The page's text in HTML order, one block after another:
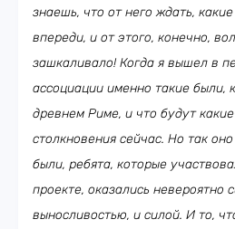
знаешь, что от него ждать,
впереди, и от этого, конечно,
зашкаливало! Когда я вышел в
ассоциации именно такие были,
древнем Риме, и что будут
столкновения сейчас. Но так
были, ребята, которые
проекте, оказались невероятно
выносливостью, и силой. И то,